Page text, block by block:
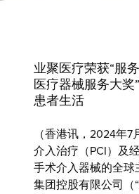
业聚医疗荣获“服
医疗器械服务大
患者生活
（香港讯，2024年
介入治疗（PCI）及
手术介入器械的全
集团控股有限公司（